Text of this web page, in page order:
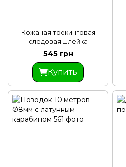
Кожаная трекинговая
следовая шлейка
545 грн
Купить